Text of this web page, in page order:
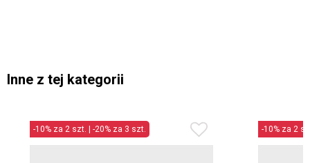
Inne z tej kategorii
-10% za 2 szt. | -20% za 3 szt. -10% za 2